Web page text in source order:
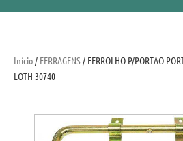
Início/ FERRAGENS/ FERROLHO P/PORTAO
LOTH 30740